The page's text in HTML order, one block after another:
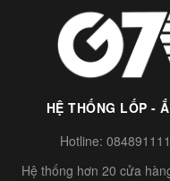
HỆ THỐNG LỐP -
Hotline:
Hệ thống hơn 20 cửa